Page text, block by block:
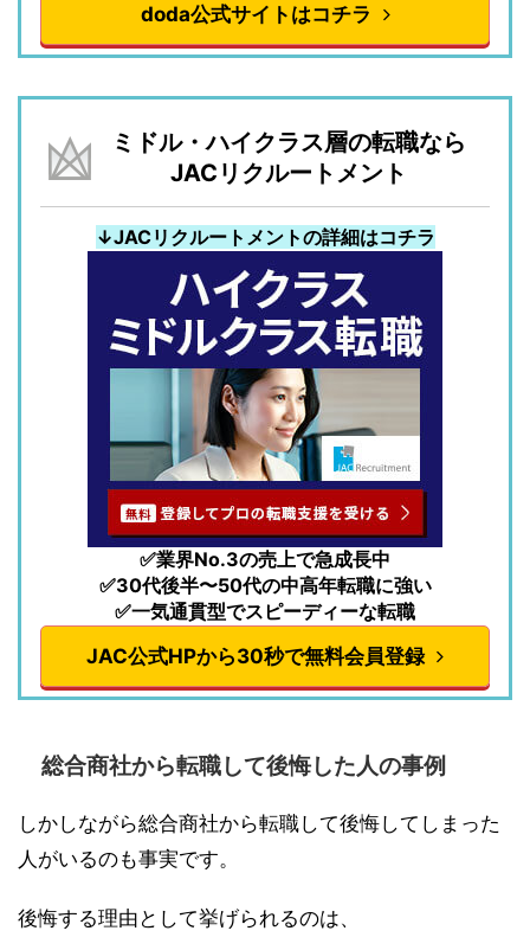
doda公式サイトはコチラ
ミドル・ハイクラス層の転職なら
JACリクルートメント
↓JACリクルートメントの詳細はコチラ
✅業界No.3の売上で急成長中
✅30代後半〜50代の中高年転職に強い
✅一気通貫型でスピーディーな転職
JAC公式HPから30秒で無料会員登録
総合商社から転職して後悔した人の事例
しかしながら総合商社から転職して後悔してしまった
人がいるのも事実です。
後悔する理由として挙げられるのは、